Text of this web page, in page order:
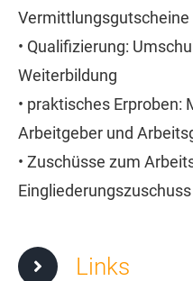
Vermittlungsgutscheine
• Qualifizierung:
Weiterbildung
• praktisches
Arbeitgeber und
• Zuschüsse zum
Eingliederungszuschuss
Links